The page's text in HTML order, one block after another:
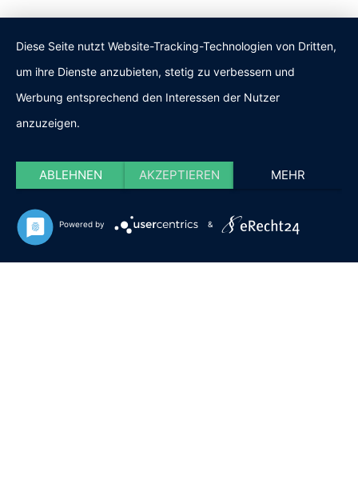
Diese Seite nutzt Website-Tracking-Technologien von Dritten,
um ihre Dienste anzubieten, stetig zu verbessern und
Werbung entsprechend den Interessen der Nutzer
anzuzeigen.
ABLEHNEN AKZEPTIEREN MEHR
Powered by &